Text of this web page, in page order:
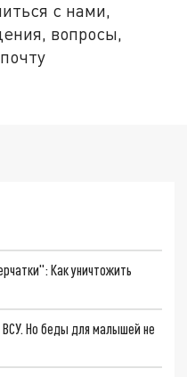
с нами,
вопросы,
Как уничтожить
Но беды для малышей не